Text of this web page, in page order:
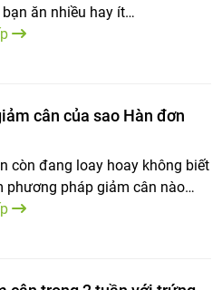
ăn nhiều hay ít…
cân của sao Hàn đơn
còn đang loay hoay không biết
phương pháp giảm cân nào…